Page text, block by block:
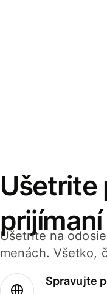
Ušetrite
Ušetrite na
menách. Všetko,
Spravujte